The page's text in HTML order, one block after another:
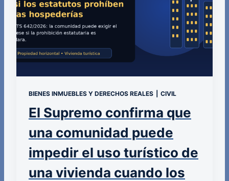
BIENES INMUEBLES Y DERECHOS REALES CIVIL
El Supremo confirma que
una comunidad puede
impedir el uso turístico de
una vivienda cuando los